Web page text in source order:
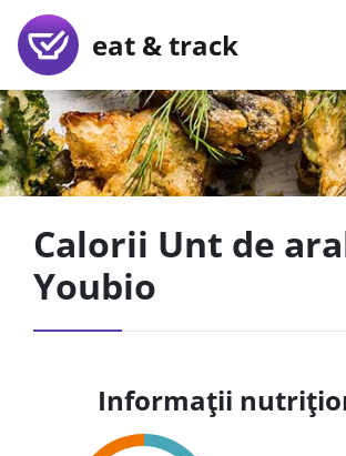
eat & track
Calorii Unt de
Youbio
Informații